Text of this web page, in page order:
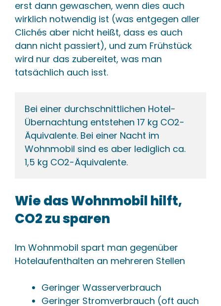
erst dann gewaschen, wenn dies auch
wirklich notwendig ist (was entgegen aller
Clichés aber nicht heißt, dass es auch
dann nicht passiert), und zum Frühstück
wird nur das zubereitet, was man
tatsächlich auch isst.
Bei einer durchschnittlichen Hotel-
Übernachtung entstehen 17 kg CO2-
Äquivalente. Bei einer Nacht im
Wohnmobil sind es aber lediglich ca.
1,5 kg CO2-Äquivalente.
Wie das Wohnmobil hilft,
CO2 zu sparen
Im Wohnmobil spart man gegenüber
Hotelaufenthalten an mehreren Stellen
Geringer Wasserverbrauch
Geringer Stromverbrauch (oft auch